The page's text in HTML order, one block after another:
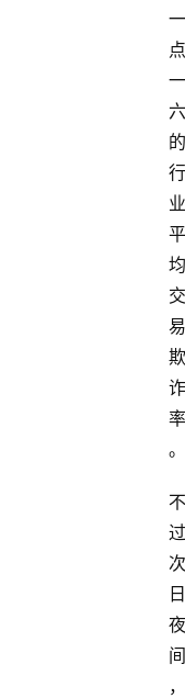
一
点
一
六
的
行
业
平
均
交
易
欺
诈
率
。
不
过
次
日
夜
间
，